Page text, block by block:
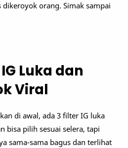
orang. Simak sampai
Luka dan
Viral
di awal, ada 3 filter IG luka
bisa pilih sesuai selera, tapi
sama-sama bagus dan terlihat